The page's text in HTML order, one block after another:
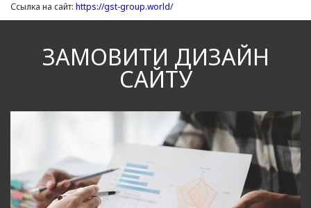
Ссылка на сайт: https://gst-group.world/
ЗАМОВИТИ ДИЗАЙН
САЙТУ